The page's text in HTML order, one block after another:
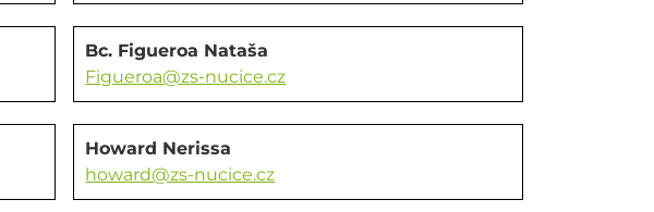
Bc. Figueroa Nataša
Figueroa@zs-nucice.cz
Howard Nerissa
howard@zs-nucice.cz